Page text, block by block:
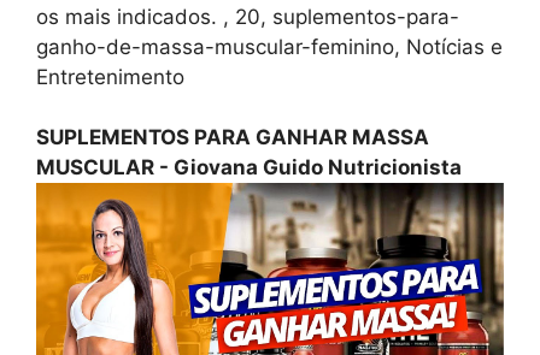
os mais indicados. , 20, suplementos-para-
ganho-de-massa-muscular-feminino, Notícias e
Entretenimento
SUPLEMENTOS PARA GANHAR MASSA
MUSCULAR - Giovana Guido Nutricionista